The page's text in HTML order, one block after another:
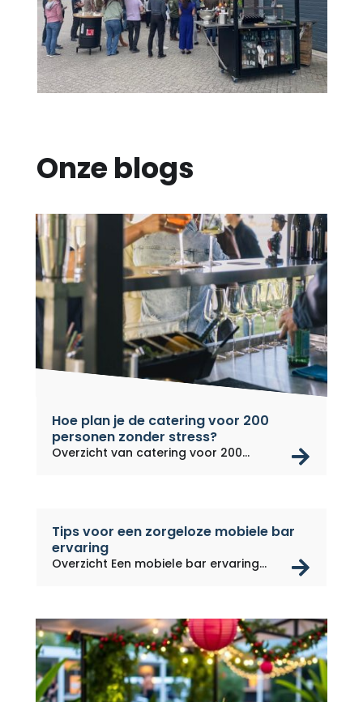
Onze blogs
Hoe plan je de catering voor 200
personen zonder stress?
Overzicht van catering voor 200...
Tips voor een zorgeloze mobiele bar
ervaring
Overzicht Een mobiele bar ervaring...